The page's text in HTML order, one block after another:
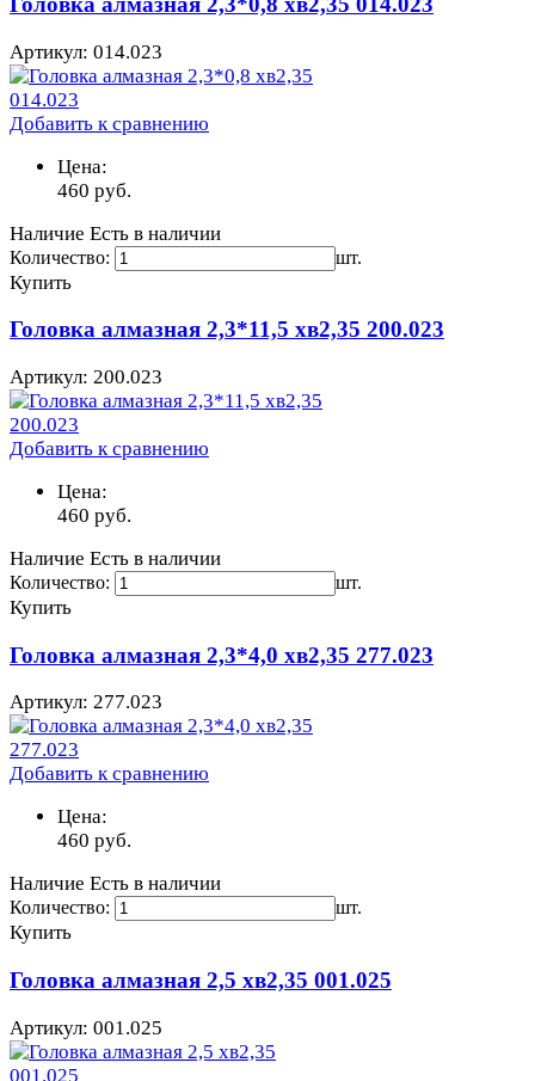
Артикул: 014.023
Добавить к сравнению
Цена:
460 руб.
Наличие Есть в наличии
Количество: шт.
Купить
Головка алмазная 2,3*11,5 хв2,35 200.023
Артикул: 200.023
Добавить к сравнению
Цена:
460 руб.
Наличие Есть в наличии
Количество: шт.
Купить
Головка алмазная 2,3*4,0 хв2,35 277.023
Артикул: 277.023
Добавить к сравнению
Цена:
460 руб.
Наличие Есть в наличии
Количество: шт.
Купить
Головка алмазная 2,5 хв2,35 001.025
Артикул: 001.025